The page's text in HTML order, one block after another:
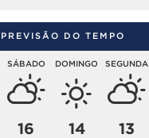
PREVISÃO DO TEMPO
SÁBADO
16
DOMINGO
14
SEGUNDA
13